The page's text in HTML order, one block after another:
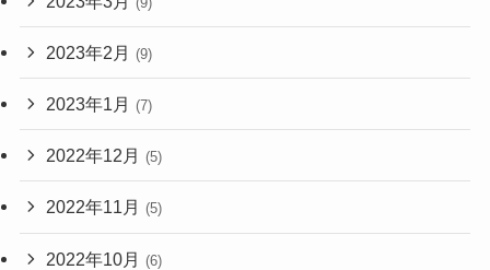
2023年2月 (9)
2023年1月 (7)
2022年12月 (5)
2022年11月 (5)
2022年10月 (6)